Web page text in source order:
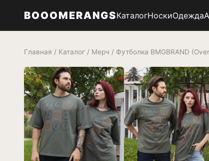
BOOOMERANGSКаталогНоскиОдежда
Главная / Каталог / Мерч / Футболка BMGBRAND